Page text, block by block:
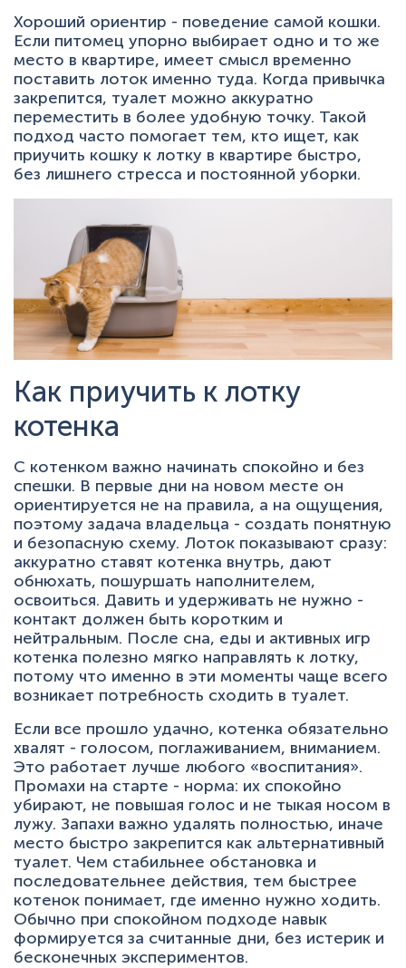
Хороший ориентир - поведение самой кошки.
Если питомец упорно выбирает одно и то же
место в квартире, имеет смысл временно
поставить лоток именно туда. Когда привычка
закрепится, туалет можно аккуратно
переместить в более удобную точку. Такой
подход часто помогает тем, кто ищет, как
приучить кошку к лотку в квартире быстро,
без лишнего стресса и постоянной уборки.
Как приучить к лотку
котенка
С котенком важно начинать спокойно и без
спешки. В первые дни на новом месте он
ориентируется не на правила, а на ощущения,
поэтому задача владельца - создать понятную
и безопасную схему. Лоток показывают сразу:
аккуратно ставят котенка внутрь, дают
обнюхать, пошуршать наполнителем,
освоиться. Давить и удерживать не нужно -
контакт должен быть коротким и
нейтральным. После сна, еды и активных игр
котенка полезно мягко направлять к лотку,
потому что именно в эти моменты чаще всего
возникает потребность сходить в туалет.
Если все прошло удачно, котенка обязательно
хвалят - голосом, поглаживанием, вниманием.
Это работает лучше любого «воспитания».
Промахи на старте - норма: их спокойно
убирают, не повышая голос и не тыкая носом в
лужу. Запахи важно удалять полностью, иначе
место быстро закрепится как альтернативный
туалет. Чем стабильнее обстановка и
последовательнее действия, тем быстрее
котенок понимает, где именно нужно ходить.
Обычно при спокойном подходе навык
формируется за считанные дни, без истерик и
бесконечных экспериментов.